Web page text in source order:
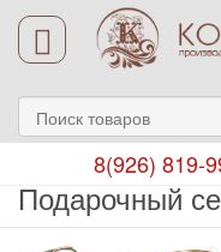
8(926) 819-
Подарочный